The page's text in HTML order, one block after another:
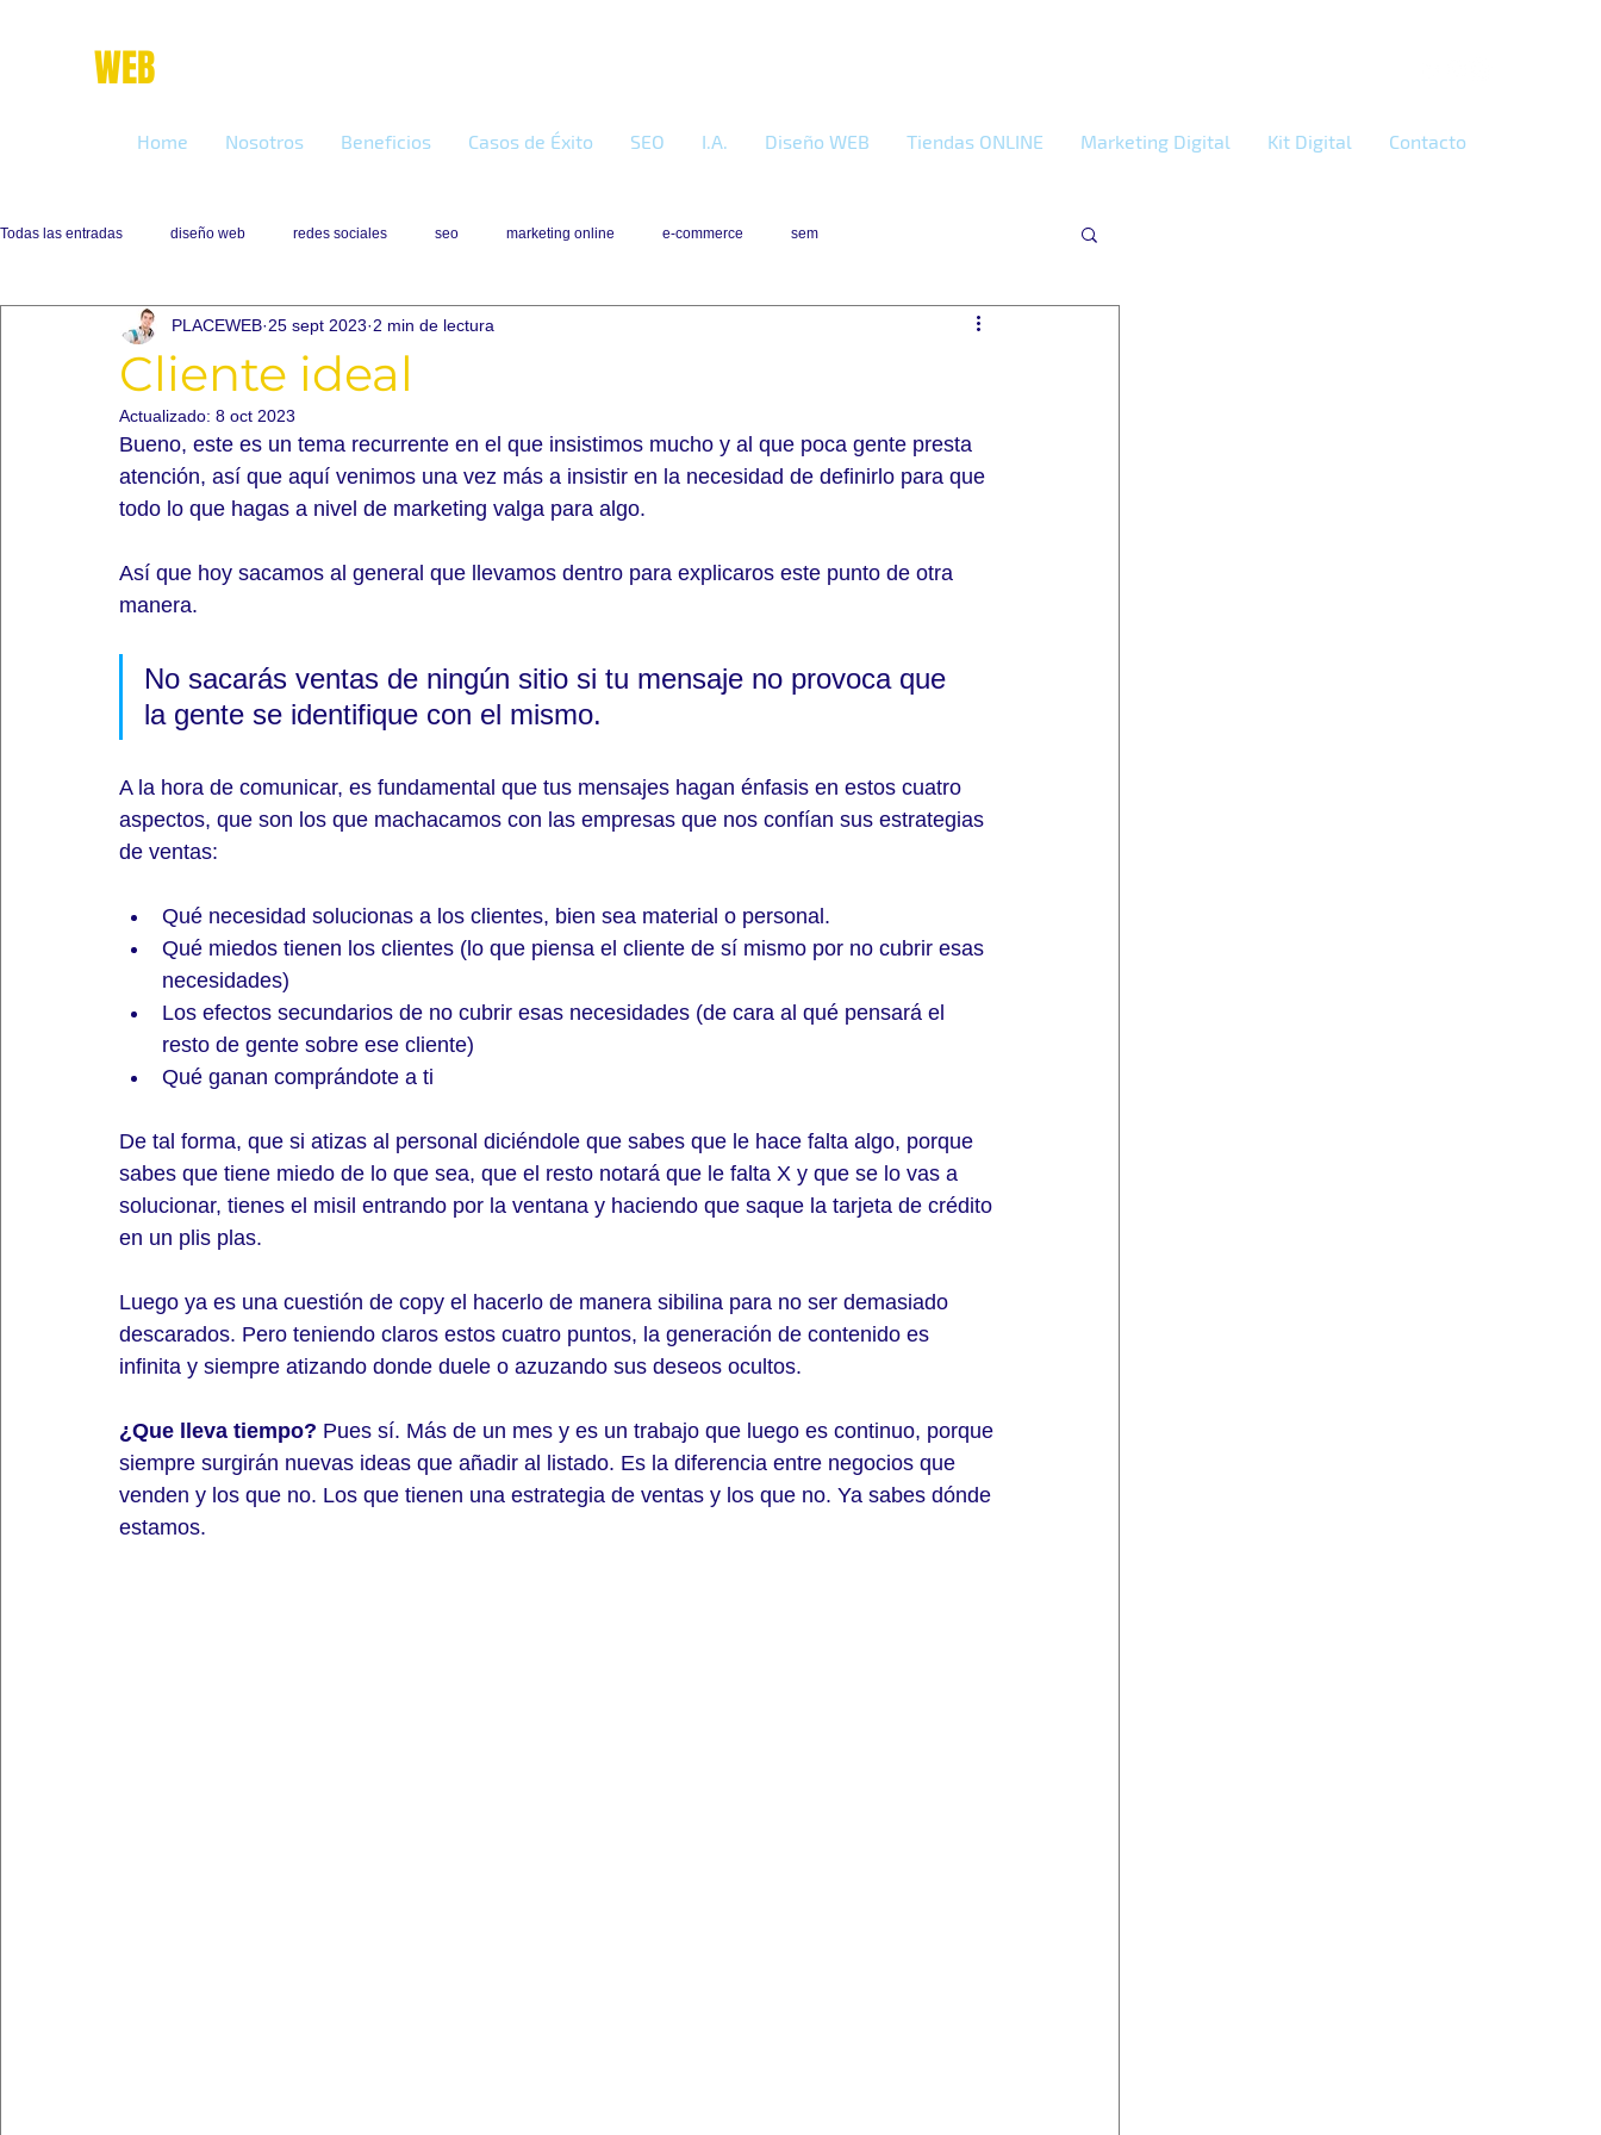
WEB
Home Nosotros Beneficios Casos de Éxito SEO I.A. Diseño WEB Tiendas ONLINE Marketing Digital Kit Digital Contacto
Todas las entradas diseño web redes sociales seo marketing online e-commerce sem
Cliente ideal
PLACEWEB 25 sept 2023 2 min de lectura
Actualizado: 8 oct 2023
Bueno, este es un tema recurrente en el que insistimos mucho y al que poca gente presta
atención, así que aquí venimos una vez más a insistir en la necesidad de definirlo para que
todo lo que hagas a nivel de marketing valga para algo.
Así que hoy sacamos al general que llevamos dentro para explicaros este punto de otra
manera.
No sacarás ventas de ningún sitio si tu mensaje no provoca que
la gente se identifique con el mismo.
A la hora de comunicar, es fundamental que tus mensajes hagan énfasis en estos cuatro
aspectos, que son los que machacamos con las empresas que nos confían sus estrategias
de ventas:
Qué necesidad solucionas a los clientes, bien sea material o personal.
Qué miedos tienen los clientes (lo que piensa el cliente de sí mismo por no cubrir esas
necesidades)
Los efectos secundarios de no cubrir esas necesidades (de cara al qué pensará el
resto de gente sobre ese cliente)
Qué ganan comprándote a ti
De tal forma, que si atizas al personal diciéndole que sabes que le hace falta algo, porque
sabes que tiene miedo de lo que sea, que el resto notará que le falta X y que se lo vas a
solucionar, tienes el misil entrando por la ventana y haciendo que saque la tarjeta de crédito
en un plis plas.
Luego ya es una cuestión de copy el hacerlo de manera sibilina para no ser demasiado
descarados. Pero teniendo claros estos cuatro puntos, la generación de contenido es
infinita y siempre atizando donde duele o azuzando sus deseos ocultos.
¿Que lleva tiempo? Pues sí. Más de un mes y es un trabajo que luego es continuo, porque
siempre surgirán nuevas ideas que añadir al listado. Es la diferencia entre negocios que
venden y los que no. Los que tienen una estrategia de ventas y los que no. Ya sabes dónde
estamos.